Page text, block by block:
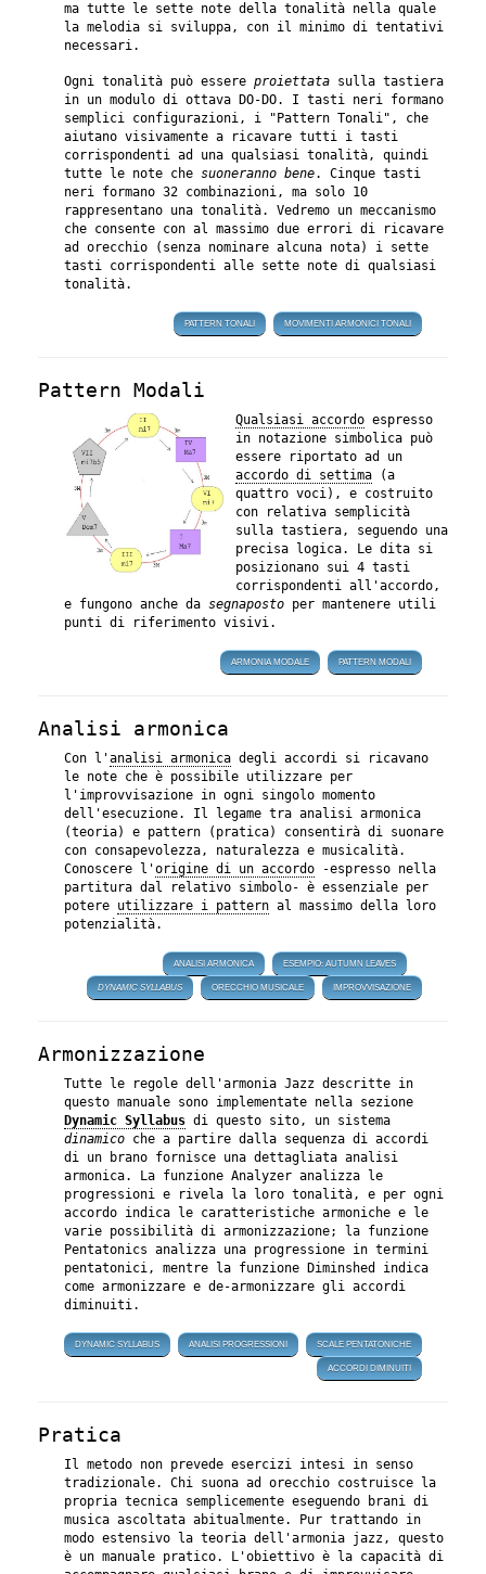
ma tutte le sette note della tonalità nella quale
la melodia si sviluppa, con il minimo di tentativi
necessari.
Ogni tonalità può essere proiettata sulla tastiera
in un modulo di ottava DO-DO. I tasti neri formano
semplici configurazioni, i "Pattern Tonali", che
aiutano visivamente a ricavare tutti i tasti
corrispondenti ad una qualsiasi tonalità, quindi
tutte le note che suoneranno bene. Cinque tasti
neri formano 32 combinazioni, ma solo 10
rappresentano una tonalità. Vedremo un meccanismo
che consente con al massimo due errori di ricavare
ad orecchio (senza nominare alcuna nota) i sette
tasti corrispondenti alle sette note di qualsiasi
tonalità.
PATTERN TONALI MOVIMENTI ARMONICI TONALI
Pattern Modali
Qualsiasi accordo espresso
in notazione simbolica può
essere riportato ad un
accordo di settima (a
quattro voci), e costruito
con relativa semplicità
sulla tastiera, seguendo una
precisa logica. Le dita si
posizionano sui 4 tasti
corrispondenti all'accordo,
e fungono anche da segnaposto per mantenere utili
punti di riferimento visivi.
ARMONIA MODALE PATTERN MODALI
Analisi armonica
Con l'analisi armonica degli accordi si ricavano
le note che è possibile utilizzare per
l'improvvisazione in ogni singolo momento
dell'esecuzione. Il legame tra analisi armonica
(teoria) e pattern (pratica) consentirà di suonare
con consapevolezza, naturalezza e musicalità.
Conoscere l'origine di un accordo -espresso nella
partitura dal relativo simbolo- è essenziale per
potere utilizzare i pattern al massimo della loro
potenzialità.
ANALISI ARMONICA ESEMPIO: AUTUMN LEAVES
DYNAMIC SYLLABUS ORECCHIO MUSICALE IMPROVVISAZIONE
Armonizzazione
Tutte le regole dell'armonia Jazz descritte in
questo manuale sono implementate nella sezione
Dynamic Syllabus di questo sito, un sistema
dinamico che a partire dalla sequenza di accordi
di un brano fornisce una dettagliata analisi
armonica. La funzione Analyzer analizza le
progressioni e rivela la loro tonalità, e per ogni
accordo indica le caratteristiche armoniche e le
varie possibilità di armonizzazione; la funzione
Pentatonics analizza una progressione in termini
pentatonici, mentre la funzione Diminshed indica
come armonizzare e de-armonizzare gli accordi
diminuiti.
DYNAMIC SYLLABUS ANALISI PROGRESSIONI SCALE PENTATONICHE
ACCORDI DIMINUITI
Pratica
Il metodo non prevede esercizi intesi in senso
tradizionale. Chi suona ad orecchio costruisce la
propria tecnica semplicemente eseguendo brani di
musica ascoltata abitualmente. Pur trattando in
modo estensivo la teoria dell'armonia jazz, questo
è un manuale pratico. L'obiettivo è la capacità di